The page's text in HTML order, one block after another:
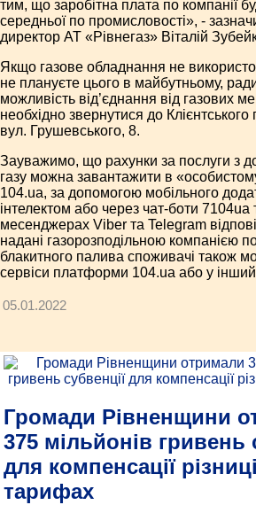
тим, що заробітна плата по компанії
середньої по промисловості», -
директор АТ «Рівнегаз» Віталій
Якщо газове обладнання не
не плануєте цього в майбутньому,
можливість від’єднання від газових
необхідно звернутися до
вул. Грушевського, 8.
Зауважимо, що рахунки за послуги з
газу можна завантажити в «особистому
104.ua, за допомогою мобільного
інтелектом або через чат-боти
месенджерах Viber та Telegram
надані газорозподільною компанією
блакитного палива споживачі також
сервіси платформи 104.ua або у інший
05.01.2022
Громади Рівненщини
375 мільйонів гривень
для компенсації
тарифах